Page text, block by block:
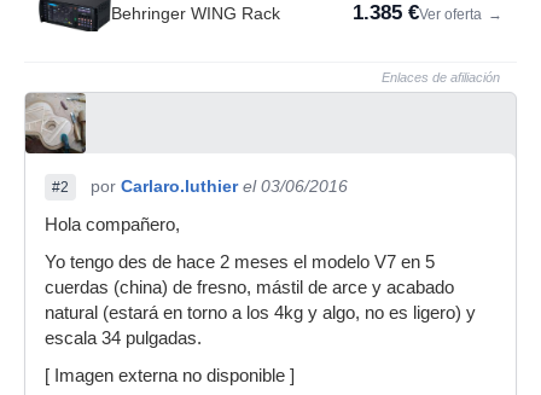
Behringer WING Rack 1.385 €Ver oferta →
Enlaces de afiliación
#2 por Carlaro.luthier el 03/06/2016
Hola compañero,
Yo tengo des de hace 2 meses el modelo V7 en 5
cuerdas (china) de fresno, mástil de arce y acabado
natural (estará en torno a los 4kg y algo, no es ligero) y
escala 34 pulgadas.
[ Imagen externa no disponible ]